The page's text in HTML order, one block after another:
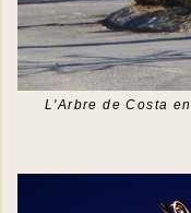
L'Arbre de Costa